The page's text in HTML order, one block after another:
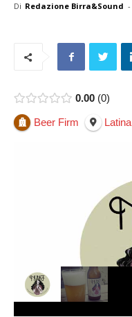
Di Redazione Birra&Sound -
0.00 0
Beer Firm Latina